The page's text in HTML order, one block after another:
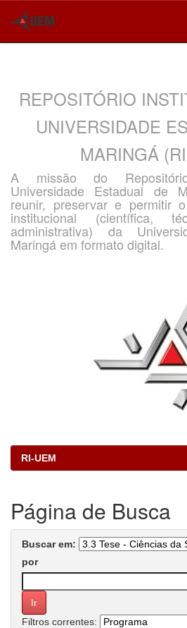
REPOSITÓRIO
UNIVERSIDADE
MARINGÁ
A missão do
Universidade Estadual de
reunir, preservar e permitir
institucional (científica,
administrativa) da
Maringá em formato digital.
RI-UEM
Página de Busca
Buscar em:
por
Filtros correntes: